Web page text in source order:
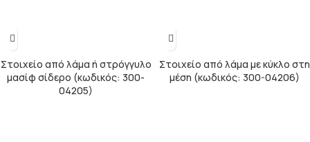
Στοιχείο από λάμα ή στρόγγυλο
μασίφ σίδερο (κωδικός: 300-
04205)
Στοιχείο από λάμα με κύκλο στη
μέση (κωδικός: 300-04206)